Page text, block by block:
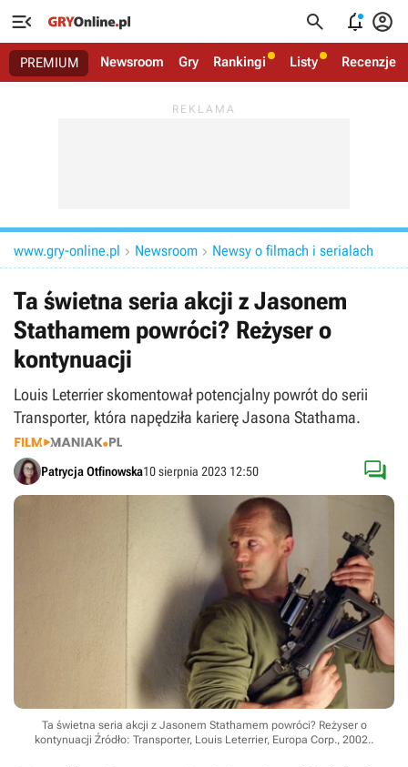
   
PREMIUM Newsroom Gry Rankingi Listy Recenzje
www.gry-online.pl  Newsroom  Newsy o filmach i serialach
Ta świetna seria akcji z Jasonem
Stathamem powróci? Reżyser o
kontynuacji
Louis Leterrier skomentował potencjalny powrót do serii
Transporter, która napędziła karierę Jasona Stathama.
Patrycja Otfinowska10 sierpnia 2023 12:50 
Ta świetna seria akcji z Jasonem Stathamem powróci? Reżyser o
kontynuacji Źródło: Transporter, Louis Leterrier, Europa Corp., 2002..